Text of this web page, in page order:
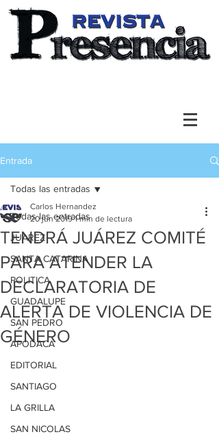
Entrada
Todas las entradas
JUAREZ
SANTA CATARINA
POLITICA
GUADALUPE
SAN PEDRO
APODACA
EDITORIAL
SANTIAGO
LA GRILLA
SAN NICOLAS
Todas las entradas
TENDRÁ JUÁREZ COMITÉ
PARA ATENDER LA
DECLARATORIA DE
ALERTA DE VIOLENCIA DE
GÉNERO
Carlos Hernandez
20 jun 2019 1 min de lectura